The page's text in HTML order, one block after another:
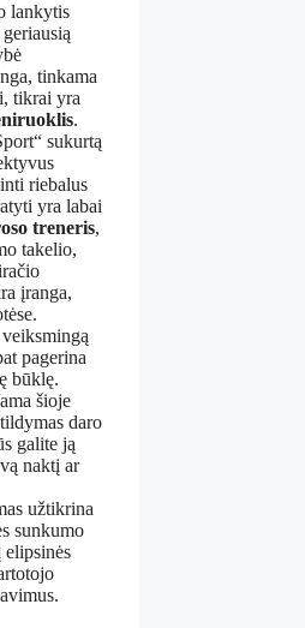
lankytis
tinkama
tikrai yra
.
sukurtą
riebalus
yra labai
treneris,
takelio,
įranga,
pagerina
būklę.
šioje
daro
galite ją
naktį ar
užtikrina
sunkumo